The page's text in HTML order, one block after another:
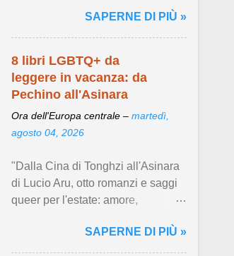
Visualizza articolo ...SAPERNE DI PIÙ »
8 libri LGBTQ+ da
leggere in vacanza: da
Pechino all'Asinara
Ora dell'Europa centrale – martedì,
agosto 04, 2026
"Dalla Cina di Tonghzi all'Asinara
di Lucio Aru, otto romanzi e saggi
queer per l'estate: amore,
mondo." Visualizza articolo ...
SAPERNE DI PIÙ »